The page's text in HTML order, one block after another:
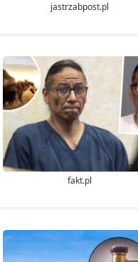
jastrzabpost.pl
fakt.pl